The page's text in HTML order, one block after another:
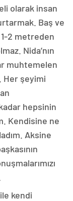
olarak insan
Baş ve
2 metreden
Nida’nın
muhtemelen
şeyimi
hepsinin
Kendisine ne
Aksine
kendi